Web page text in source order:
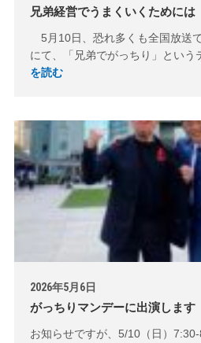
兄弟経営でうまくいくためには
5月10日、恐れ多くも全国放送
にて、「兄弟でがっちり」という
を読む
2026年5月6日
がっちりマンデーに出演します
お知らせですが、5/10（日）